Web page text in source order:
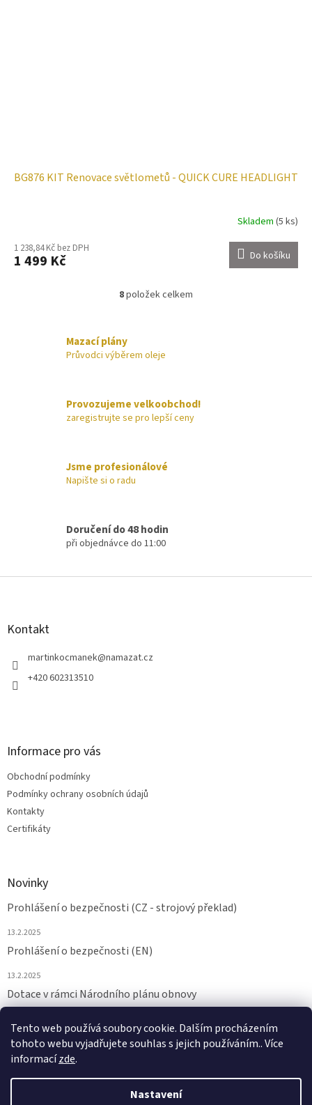
Tento web používá soubory cookie. Dalším procházením
tohoto webu vyjadřujete souhlas s jejich používáním.. Více
informacízde.
Nastavení
BG876 KIT Renovace světlometů - QUICK CURE HEADLIGHT
Skladem (5 ks)
1 238,84 Kč bez DPH
1 499 Kč Do košíku
O
d
p
r
v
s
u
8položek celkem
Mazací plány
Průvodci výběrem oleje
Provozujeme velkoobchod!
zaregistrujte se pro lepší ceny
Jsme profesionálové
Napište si o radu
Doručení do 48 hodin
při objednávce do 11:00
Z
Kontakt
martinkocmanek@namazat.cz
+420 602313510
Informace pro vás
Obchodní podmínky
Podmínky ochrany osobních údajů
Kontakty
Certifikáty
Novinky
Prohlášení o bezpečnosti (CZ - strojový překlad)
13.2.2025
Prohlášení o bezpečnosti (EN)
13.2.2025
Dotace v rámci Národního plánu obnovy
ARCHIV
Vytvořil Shoptet